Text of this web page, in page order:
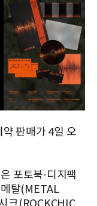
약 판매가 4일 오
포토북·디지팩
탈(METAL